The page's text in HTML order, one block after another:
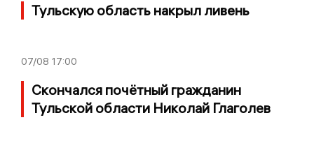
Тульскую область накрыл ливень
07/08 17:00
Скончался почётный гражданин
Тульской области Николай Глаголев